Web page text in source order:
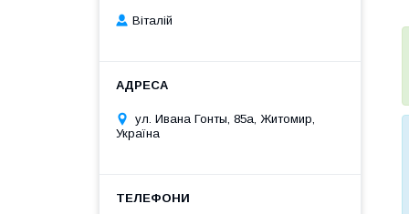
Віталій
ул. Ивана Гонты, 85а, Житомир,
Україна